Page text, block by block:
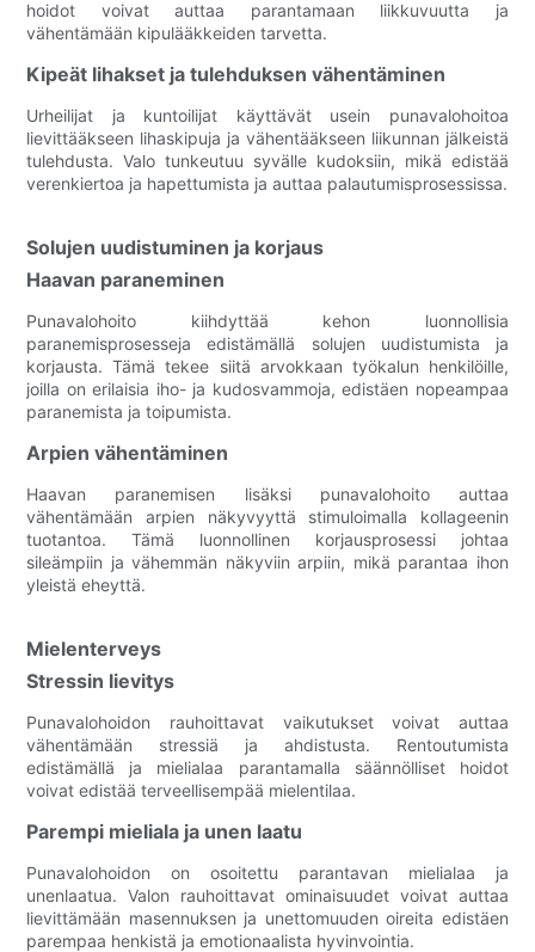
hoidot voivat auttaa parantamaan liikkuvuutta ja
vähentämään kipulääkkeiden tarvetta.
Kipeät lihakset ja tulehduksen vähentäminen
Urheilijat ja kuntoilijat käyttävät usein punavalohoitoa
lievittääkseen lihaskipuja ja vähentääkseen liikunnan jälkeistä
tulehdusta. Valo tunkeutuu syvälle kudoksiin, mikä edistää
verenkiertoa ja hapettumista ja auttaa palautumisprosessissa.
Solujen uudistuminen ja korjaus
Haavan paraneminen
Punavalohoito kiihdyttää kehon luonnollisia
paranemisprosesseja edistämällä solujen uudistumista ja
korjausta. Tämä tekee siitä arvokkaan työkalun henkilöille,
joilla on erilaisia ​​iho- ja kudosvammoja, edistäen nopeampaa
paranemista ja toipumista.
Arpien vähentäminen
Haavan paranemisen lisäksi punavalohoito auttaa
vähentämään arpien näkyvyyttä stimuloimalla kollageenin
tuotantoa. Tämä luonnollinen korjausprosessi johtaa
sileämpiin ja vähemmän näkyviin arpiin, mikä parantaa ihon
yleistä eheyttä.
Mielenterveys
Stressin lievitys
Punavalohoidon rauhoittavat vaikutukset voivat auttaa
vähentämään stressiä ja ahdistusta. Rentoutumista
edistämällä ja mielialaa parantamalla säännölliset hoidot
voivat edistää terveellisempää mielentilaa.
Parempi mieliala ja unen laatu
Punavalohoidon on osoitettu parantavan mielialaa ja
unenlaatua. Valon rauhoittavat ominaisuudet voivat auttaa
lievittämään masennuksen ja unettomuuden oireita edistäen
parempaa henkistä ja emotionaalista hyvinvointia.